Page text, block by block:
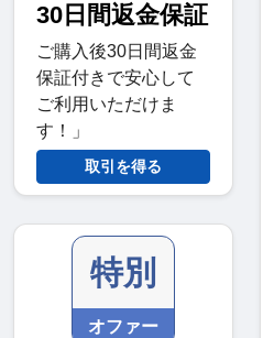
30日間返金保証
ご購入後30日間返金
保証付きで安心して
ご利用いただけま
す！」
取引を得る
特別
オファー